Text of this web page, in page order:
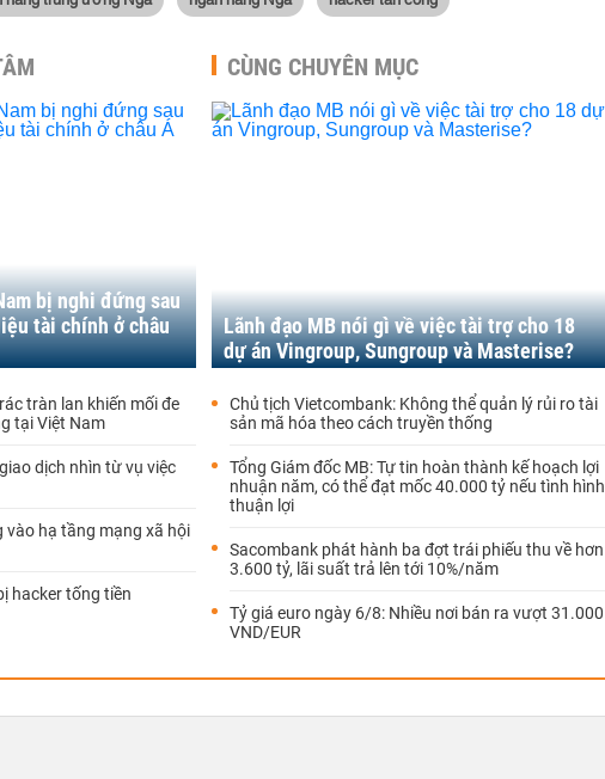
bị nghi đứng sau
tài chính ở châu
tràn lan khiến mối đe
tại Việt Nam
dịch nhìn từ vụ việc
hạ tầng mạng xã hội
hacker tống tiền
CÙNG CHUYÊN MỤC
Lãnh đạo MB nói gì về việc tài trợ cho 18
dự án Vingroup, Sungroup và Masterise?
Chủ tịch Vietcombank: Không thể quản lý rủi ro tài
sản mã hóa theo cách truyền thống
Tổng Giám đốc MB: Tự tin hoàn thành kế hoạch lợi
nhuận năm, có thể đạt mốc 40.000 tỷ nếu tình hình
thuận lợi
Sacombank phát hành ba đợt trái phiếu thu về hơn
3.600 tỷ, lãi suất trả lên tới 10%/năm
Tỷ giá euro ngày 6/8: Nhiều nơi bán ra vượt 31.000
VND/EUR